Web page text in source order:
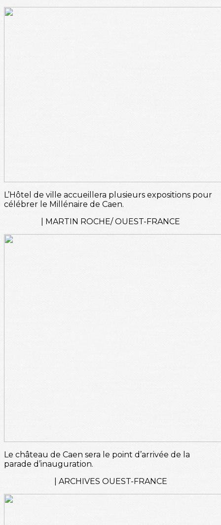
L’Hôtel de ville accueillera plusieurs expositions pour
célébrer le Millénaire de Caen.
| MARTIN ROCHE/ OUEST-FRANCE
Le château de Caen sera le point d’arrivée de la
parade d’inauguration.
| ARCHIVES OUEST-FRANCE